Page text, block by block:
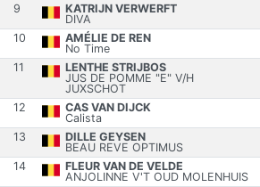
9
KATRIJN VERWERFT
DIVA
10
AMÉLIE DE REN
No Time
11
LENTHE STRIJBOS
JUS DE POMME "E" V/H
JUXSCHOT
12
CAS VAN DIJCK
Calista
13
DILLE GEYSEN
BEAU REVE OPTIMUS
14
FLEUR VAN DE VELDE
ANJOLINNE V'T OUD MOLENHUIS